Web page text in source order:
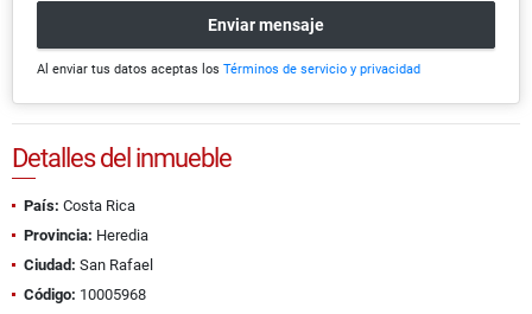
Enviar mensaje
Al enviar tus datos aceptas los Términos de servicio y privacidad
Detalles del inmueble
País: Costa Rica
Provincia: Heredia
Ciudad: San Rafael
Código: 10005968